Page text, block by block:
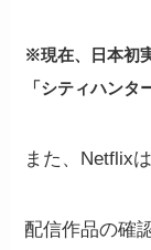
※現在、日本初
「シティハン
また、Netflix
配信作品の確